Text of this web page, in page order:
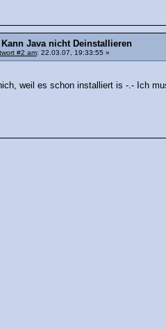
Kann Java nicht Deinstallieren
#2 am: 22.03.07, 19:33:55 »
weil es schon installiert is -.- Ich